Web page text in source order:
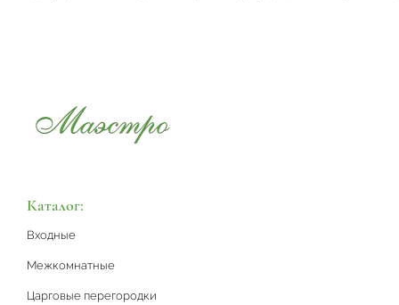
Каталог:
Входные
Межкомнатные
Царговые перегородки